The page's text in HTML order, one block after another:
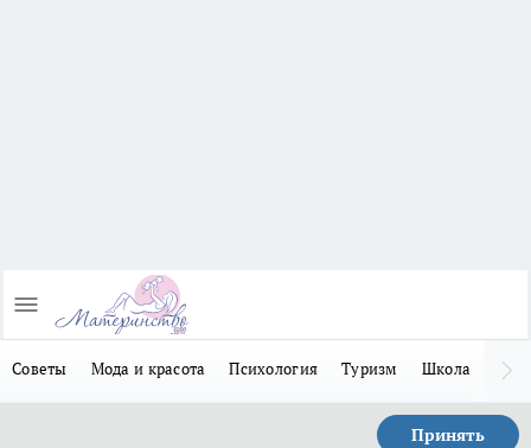
Советы Мода и красота Психология Туризм Школа
Принять